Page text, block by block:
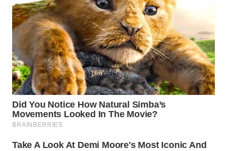
SUMEDANG
WN
CIANJUR
WN
KEPULAUAN
SERIBU
WN
TANGERANG